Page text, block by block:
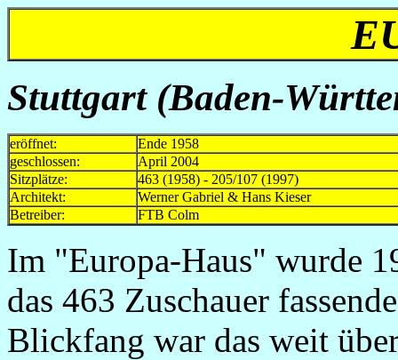
Stuttgart (Baden-
eröffnet:
Ende 1958
geschlossen:
April 2004
Sitzplätze:
463 (1958) - 205/107 (1997)
Architekt:
Werner Gabriel & Hans Kieser
Betreiber:
FTB Colm
Im "Europa-Haus" wurde
das 463 Zuschauer
Blickfang war das weit